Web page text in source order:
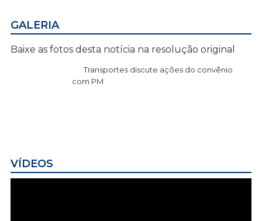
GALERIA
Baixe as fotos desta notícia na resolução original
Transportes discute ações do convênio
com PM
VÍDEOS